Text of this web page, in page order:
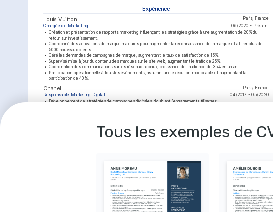
Expérience
Louis Vuitton
Paris, France
Chargée de Marketing 06/2020 - Présent
• Création et présentation de rapports marketing influençant les stratégies grâce à une augmentation de 20% du
retour sur investissement.
• Coordonné des activations de marque majeures pour augmenter la reconnaissance de la marque et attirer plus de
5000 nouveaux clients.
• Géré les demandes de campagnes de marque, augmentant le taux de satisfaction de 15%.
• Supervisé mise à jour du contenu des marques sur le site web, augmentant le trafic de 25%.
• Coordination des communications sur les réseaux sociaux, croissance de l'audience de 35% en un an.
• Participation opérationnelle à tous les événements, assurant une exécution impeccable et augmentant la
participation de 40%.
Chanel Paris, France
Responsable Marketing Digital 04/2017 - 05/2020
• Développement de stratégies de campagnes digitales, doublant l'engagement utilisateur.
Réalisé des présentations marketing détaillées pour la direction, orientant les décisions stratégiques.
Support opérationnel pour divers événements, participant à l'organisation de 12 événements annuels.
Coordonné les communications sur les réseaux sociaux, attirant une audience de 5000 abonnés supplémentaires.
Formation
Paris, France
01/2012 - 01/2014
Tous les exemples de